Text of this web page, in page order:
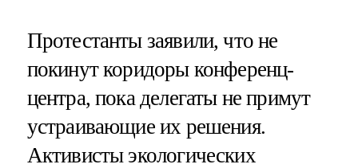
Протестанты заявили, что не
покинут коридоры конференц-
центра, пока делегаты не примут
устраивающие их решения.
Активисты экологических